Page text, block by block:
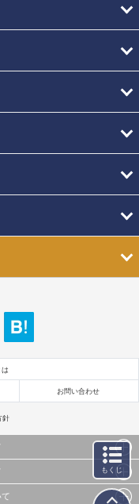
お問い合わせ
針
像データ等）及びこれらの配置・
出された見解・感想です。
もくじ